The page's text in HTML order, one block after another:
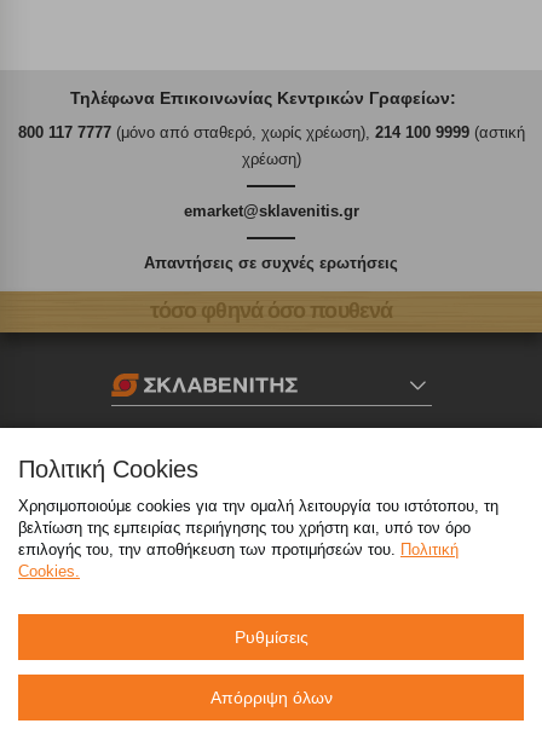
Τηλέφωνα Επικοινωνίας Κεντρικών Γραφείων:
800 117 7777(μόνο από σταθερό, χωρίς χρέωση), 214 100 9999(αστική
χρέωση)
emarket@sklavenitis.gr
Απαντήσεις σε συχνές ερωτήσεις
τόσο φθηνά όσο πουθενά
eMarket
Πολιτική Cookies
Χρησιμοποιούμε cookies για την ομαλή λειτουργία του ιστότοπου, τη
βελτίωση της εμπειρίας περιήγησης του χρήστη και, υπό τον όρο
επιλογής του, την αποθήκευση των προτιμήσεών του. Πολιτική
Cookies.
Ρυθμίσεις
Απόρριψη όλων